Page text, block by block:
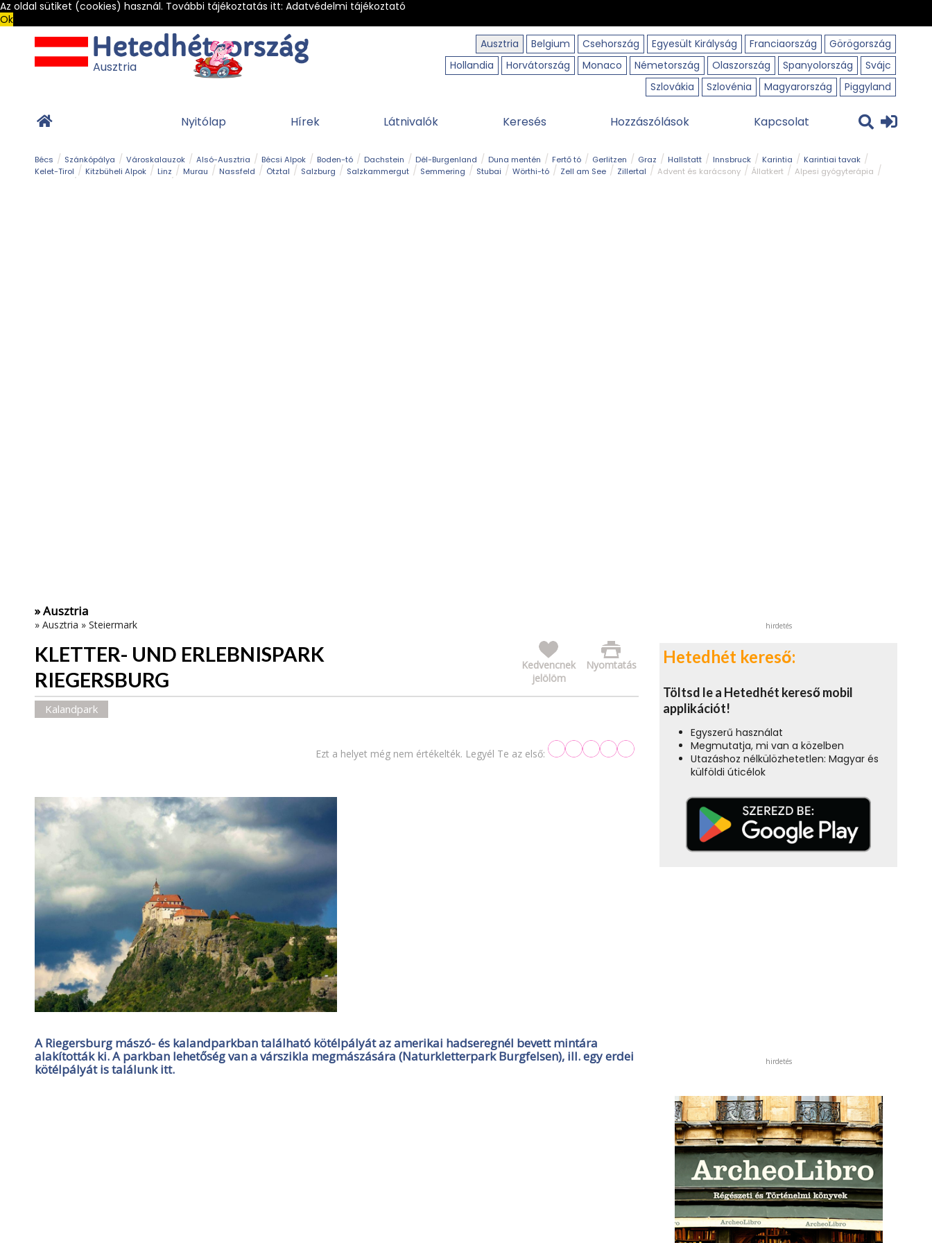
Az oldal sütiket (cookies) használ. További tájékoztatás itt: Adatvédelmi tájékoztató
Ok
Ausztria
Belgium Csehország Egyesült Királyság Franciaország
Görögország
Hollandia
Horvátország Monaco Németország Olaszország Spanyolország
Svájc
Szlovákia
Szlovénia Magyarország Piggyland
Ausztria
Nyitólap Hírek Látnivalók Keresés Hozzászólások Kapcsolat
Bécs Szánkópálya Városkalauzok Alsó-Ausztria Bécsi Alpok Boden-tó Dachstein Dél-Burgenland Duna mentén Fertő tó Gerlitzen Graz Hallstatt Innsbruck Karintia
Karintiai tavak
Kelet-Tirol
Kitzbüheli Alpok Linz Murau Nassfeld Ötztal Salzburg Salzkammergut Semmering Stubai Wörthi-tó Zell am See Zillertal Advent és karácsony Állatkert
Alpesi gyógyterápia
» Ausztria
» Ausztria » Steiermark
KLETTER- UND ERLEBNISPARK
RIEGERSBURG
Nyomtatás
Kedvencnek
jelölöm
Kalandpark
Ezt a helyet még nem értékelték. Legyél Te az első:
A Riegersburg mászó- és kalandparkban található kötélpályát az amerikai hadseregnél bevett mintára
alakították ki. A parkban lehetőség van a várszikla megmászására (Naturkletterpark Burgfelsen), ill. egy erdei
kötélpályát is találunk itt.
hirdetés
Hetedhét kereső:
Töltsd le a Hetedhét kereső mobil
applikációt!
Egyszerű használat
Megmutatja, mi van a közelben
Utazáshoz nélkülözhetetlen: Magyar és
külföldi úticélok
hirdetés